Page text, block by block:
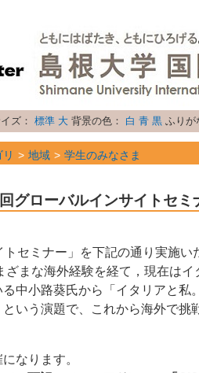
ズ： 標準 大 背景の色： 白 青 黒 ふりが
地域 学生のみなさま
リ 属性 お知らせ
グローバルインサイトセミ
トセミナー」を下記の通り実施い
ざまな海外経験を経て，現在は
中小路葵氏から
「イタリアと私。
という演題で、
これから海外で挑
なります。